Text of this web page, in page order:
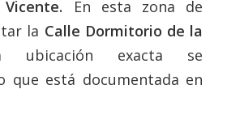
En esta zona de
la Calle Dormitorio de la
ubicación exacta se
que está documentada en